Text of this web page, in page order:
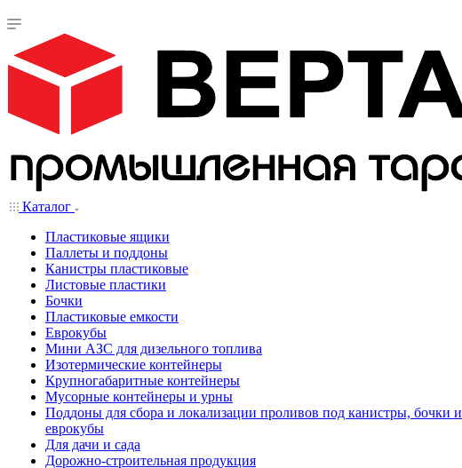
Каталог
Пластиковые ящики
Паллеты и поддоны
Канистры пластиковые
Листовые пластики
Бочки
Пластиковые емкости
Еврокубы
Мини АЗС для дизельного топлива
Изотермические контейнеры
Крупногабаритные контейнеры
Мусорные контейнеры и урны
Поддоны для сбора и локализации проливов под канистры, бочки и
еврокубы
Для дачи и сада
Дорожно-строительная продукция